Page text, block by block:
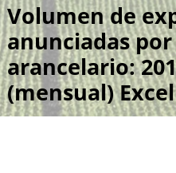
Volumen de
anunciadas
arancelario:
(mensual) Excel